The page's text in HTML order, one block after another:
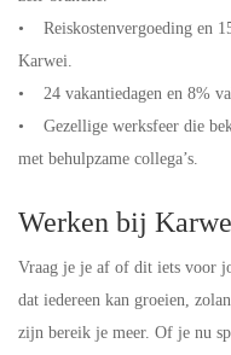
• Reiskostenvergoeding en
Karwei.
• 24 vakantiedagen en 8%
• Gezellige werksfeer die
met behulpzame collega’s.
Werken bij
Vraag je je af of dit iets voor
dat iedereen kan groeien,
zijn bereik je meer. Of je nu